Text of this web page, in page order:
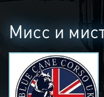
Мисс и